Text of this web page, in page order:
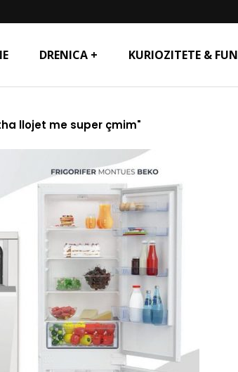
DRENICA + KURIOZITETE & FUN
llojet me super çmim"